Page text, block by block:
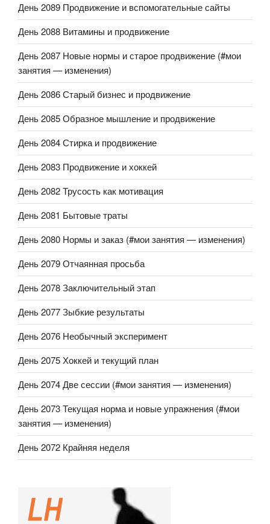
День 2089 Продвижение и вспомогательные сайты
День 2088 Витамины и продвижение
День 2087 Новые нормы и старое продвижение (#мои
занятия — изменения)
День 2086 Старый бизнес и продвижение
День 2085 Образное мышление и продвижение
День 2084 Стирка и продвижение
День 2083 Продвижение и хоккей
День 2082 Трусость как мотивация
День 2081 Бытовые траты
День 2080 Нормы и заказ (#мои занятия — изменения)
День 2079 Отчаянная просьба
День 2078 Заключительный этап
День 2077 Зыбкие результаты
День 2076 Необычный эксперимент
День 2075 Хоккей и текущий план
День 2074 Две сессии (#мои занятия — изменения)
День 2073 Текущая норма и новые упражнения (#мои
занятия — изменения)
День 2072 Крайняя неделя